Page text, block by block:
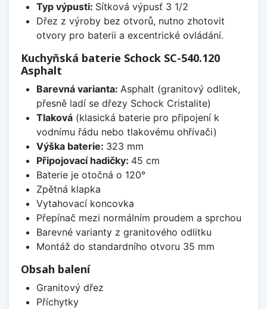
Typ výpusti: Sítková výpusť 3 1/2
Dřez z výroby bez otvorů, nutno zhotovit
otvory pro baterii a excentrické ovládání.
Kuchyňská baterie Schock SC-540.120
Asphalt
Barevná varianta: Asphalt (granitový odlitek,
přesně ladí se dřezy Schock Cristalite)
Tlaková(klasická baterie pro připojení k
vodnímu řádu nebo tlakovému ohřívači)
Výška baterie: 323 mm
Připojovací hadičky: 45 cm
Baterie je otočná o 120°
Zpětná klapka
Vytahovací koncovka
Přepínač mezi normálním proudem a sprchou
Barevné varianty z granitového odlitku
Montáž do standardního otvoru 35 mm
Obsah balení
Granitový dřez
Příchytky